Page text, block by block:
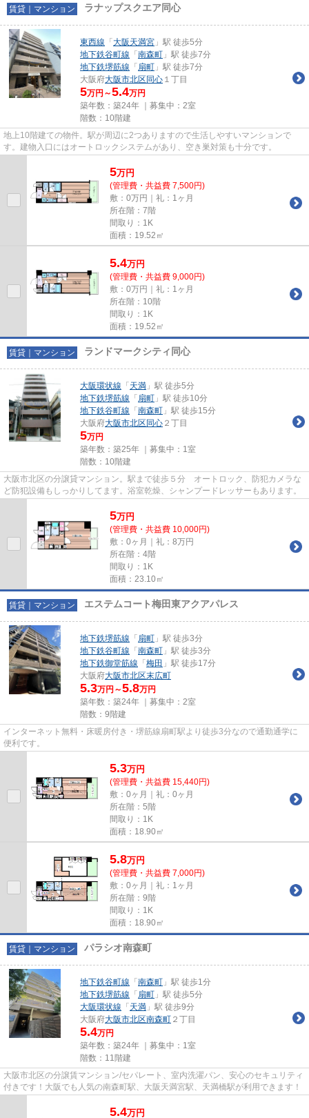
賃貸｜マンション ラナップスクエア同心
東西線 「 大阪天満宮 」駅 徒歩5分
地下鉄谷町線 「 南森町 」駅 徒歩7分
地下鉄堺筋線 「 扇町 」駅 徒歩7分
大阪府大阪市北区 同心 １丁目
5万円～5.4万円
築年数：築24年 ｜募集中： 2室
階数：10階建
地上10階建ての物件。駅が周辺に2つありますので生活しやすいマンションで
す。建物入口にはオートロックシステムがあり、空き巣対策も十分です。
5万円
(管理費・共益費 7,500円)
敷：0万円｜礼：1ヶ月
所在階：7階
間取り：1K
面積：19.52㎡
5.4万円
(管理費・共益費 9,000円)
敷：0万円｜礼：1ヶ月
所在階：10階
間取り：1K
面積：19.52㎡
賃貸｜マンション ランドマークシティ同心
大阪環状線 「 天満 」駅 徒歩5分
地下鉄堺筋線 「 扇町 」駅 徒歩10分
地下鉄谷町線 「 南森町 」駅 徒歩15分
大阪府大阪市北区 同心 ２丁目
5万円
築年数：築25年 ｜募集中： 1室
階数：10階建
大阪市北区の分譲貸マンション。駅まで徒歩５分 オートロック、防犯カメラな
ど防犯設備もしっかりしてます。浴室乾燥、シャンプードレッサーもあります。
5万円
(管理費・共益費 10,000円)
敷：0ヶ月｜礼：8万円
所在階：4階
間取り：1K
面積：23.10㎡
賃貸｜マンション エステムコート梅田東アクアパレス
地下鉄堺筋線 「 扇町 」駅 徒歩3分
地下鉄谷町線 「 南森町 」駅 徒歩3分
地下鉄御堂筋線 「 梅田 」駅 徒歩17分
大阪府大阪市北区末広町
5.3万円～5.8万円
築年数：築24年 ｜募集中： 2室
階数：9階建
インターネット無料・床暖房付き・堺筋線扇町駅より徒歩3分なので通勤通学に
便利です。
5.3万円
(管理費・共益費 15,440円)
敷：0ヶ月｜礼：0ヶ月
所在階：5階
間取り：1K
面積：18.90㎡
5.8万円
(管理費・共益費 7,000円)
敷：0ヶ月｜礼：1ヶ月
所在階：9階
間取り：1K
面積：18.90㎡
賃貸｜マンション パラシオ南森町
地下鉄谷町線 「 南森町 」駅 徒歩1分
地下鉄堺筋線 「 扇町 」駅 徒歩5分
大阪環状線 「 天満 」駅 徒歩9分
大阪府大阪市北区南森町 ２丁目
5.4万円
築年数：築24年 ｜募集中： 1室
階数：11階建
大阪市北区の分譲賃マンション/セパレート、室内洗濯パン、安心のセキュリティ
付きです！大阪でも人気の南森町駅、大阪天満宮駅、天満橋駅が利用できます！
5.4万円